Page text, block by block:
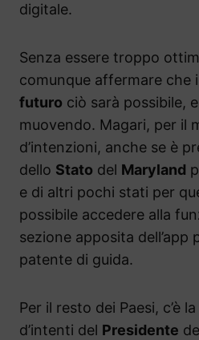
digitale.
Senza essere troppo
comunque affermare che
futuro ciò sarà possibile,
muovendo. Magari, per il
d’intenzioni, anche se è
dello Stato del Maryland
e di altri pochi stati per
possibile accedere alla
sezione apposita dell’app
patente di guida.
Per il resto dei Paesi, c’è
d’intenti del Presidente